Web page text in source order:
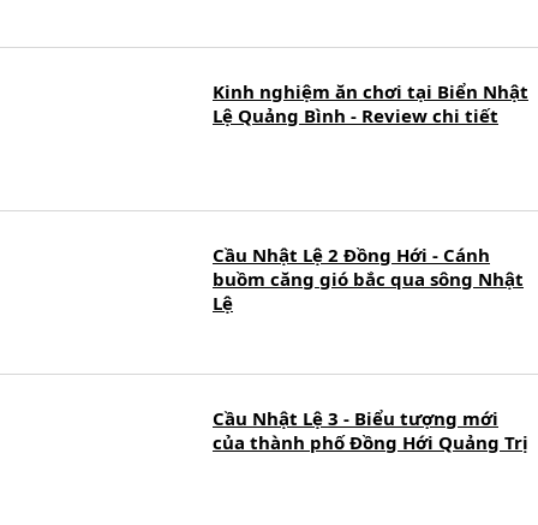
Kinh nghiệm ăn chơi tại Biển Nhật
Lệ Quảng Bình - Review chi tiết
Cầu Nhật Lệ 2 Đồng Hới - Cánh
buồm căng gió bắc qua sông Nhật
Lệ
Cầu Nhật Lệ 3 - Biểu tượng mới
của thành phố Đồng Hới Quảng Trị